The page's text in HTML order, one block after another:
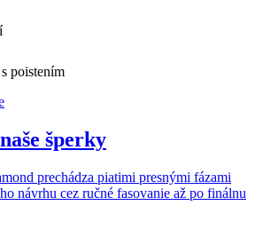
poistením
šperky
prechádza piatimi presnými fázami
návrhu cez ručné fasovanie až po finálnu